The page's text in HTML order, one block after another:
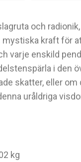
och
kraft för
varje enskild
i den
skatter, eller om
uråldriga
kg